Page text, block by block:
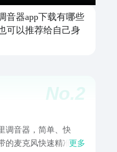
音器app下载有哪些
可以推荐给自己身
No.2
调音器，简单、快
的麦克风快速精准地
更多